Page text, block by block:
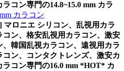
コン専門の14.8~15.0 mm カラ
カラコン
マロニエ シリコン、乱視用カラ
コン、格安乱視用カラコン、激安
、韓国乱視カラコン、遠視用カラ
コン、コンタクトレンズ、激安カ
ラコン専門の16.0 mm *HOT* カ